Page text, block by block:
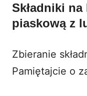
Składniki
piaskową z
Zbieranie
Pamiętajcie o